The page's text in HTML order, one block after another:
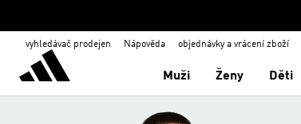
vyhledávač prodejen Nápověda objednávky a vrácení zboží
Muži Ženy Děti